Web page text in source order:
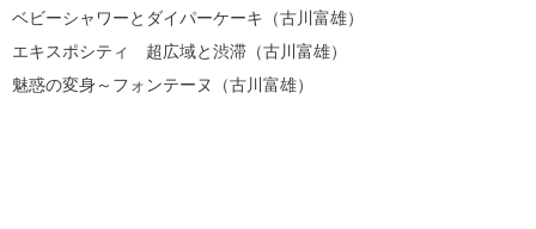
ベビーシャワーとダイパーケーキ（古川富雄）
エキスポシティ 超広域と渋滞（古川富雄）
魅惑の変身～フォンテーヌ（古川富雄）